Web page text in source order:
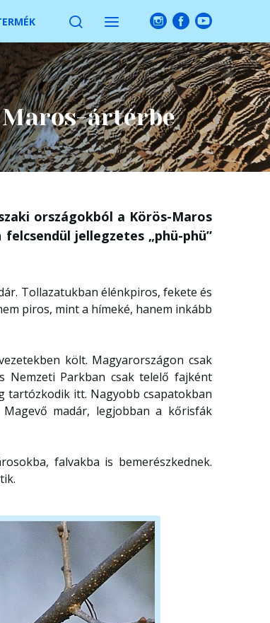
Maros-ártérbe
országokból a Körös-Maros
jellegzetes „phü-phü”
Tollazatukban élénkpiros, fekete és
piros, mint a hímeké, hanem inkább
költ. Magyarországon csak
Nemzeti Parkban csak telelő fajként
tartózkodik itt. Nagyobb csapatokban
madár, legjobban a kőrisfák
falvakba is bemerészkednek.